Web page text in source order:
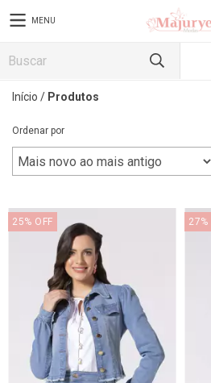
MENU
Início / Produtos
Ordenar por
25% OFF 27%